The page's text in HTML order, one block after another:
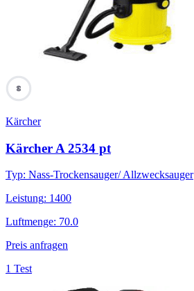
60
Kärcher
Kärcher A 2534 pt
Typ: Nass-Trockensauger/ Allzwecksauger
Leistung: 1400
Luftmenge: 70.0
Preis anfragen
1 Test